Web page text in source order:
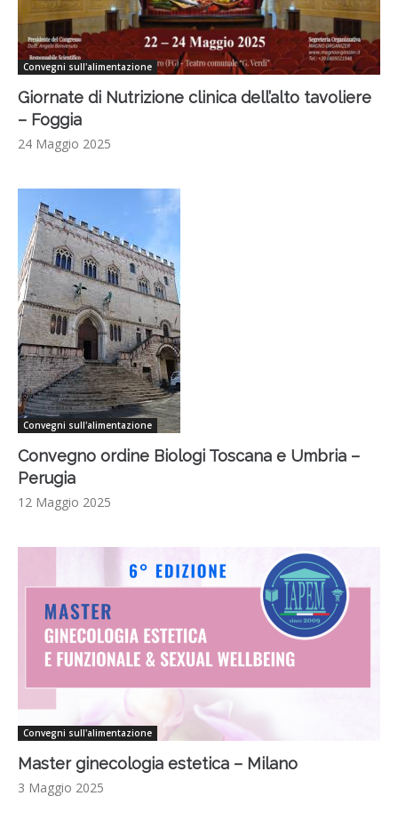
Convegni sull'alimentazione
Giornate di Nutrizione clinica dell’alto tavoliere
– Foggia
24 Maggio 2025
Convegni sull'alimentazione
Convegno ordine Biologi Toscana e Umbria –
Perugia
12 Maggio 2025
Convegni sull'alimentazione
Master ginecologia estetica – Milano
3 Maggio 2025